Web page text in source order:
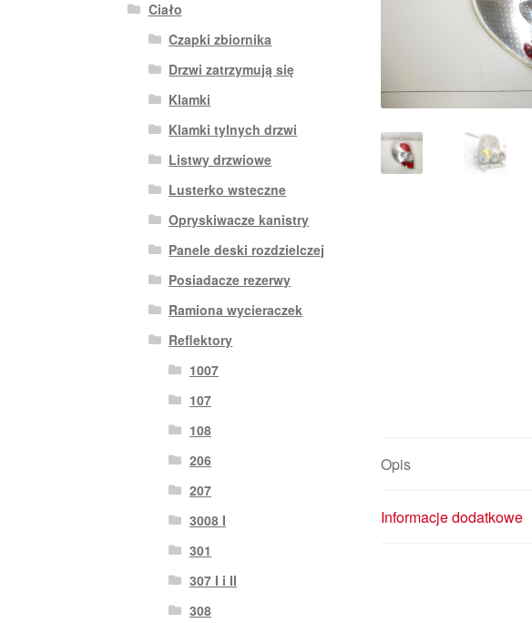
Opis
Informacje dodatkowe
Ciało
Czapki zbiornika
Drzwi zatrzymują się
Klamki
Klamki tylnych drzwi
Listwy drzwiowe
Lusterko wsteczne
Opryskiwacze kanistry
Panele deski rozdzielczej
Posiadacze rezerwy
Ramiona wycieraczek
Reflektory
1007
107
108
206
207
3008 I
301
307 I i II
308